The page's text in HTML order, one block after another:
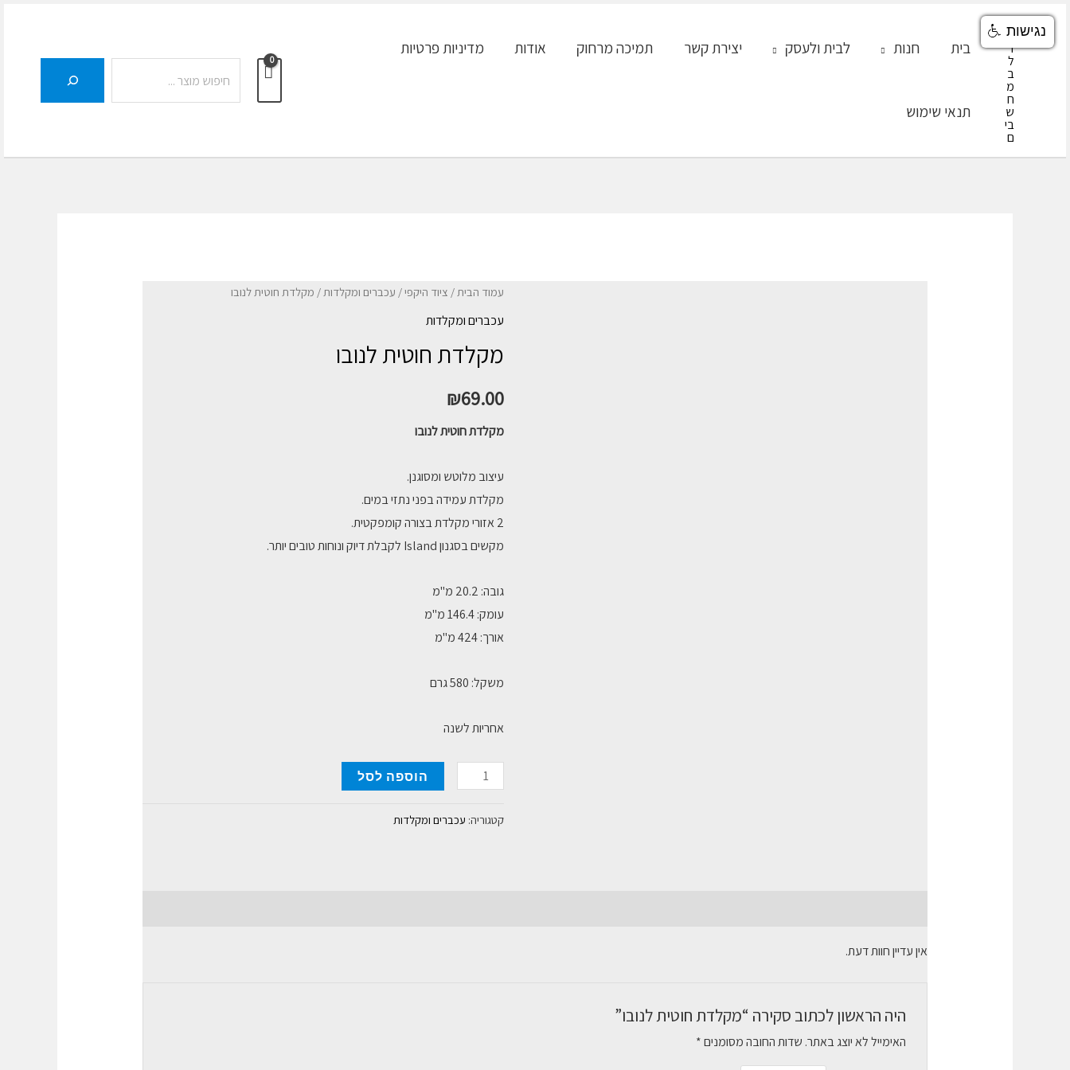
דילוג
בית חנות לבית ולעסק יצירת קשר תמיכה מרחוק אודות מדיניות פרטיות
תנאי שימוש
עמוד הבית/ ציוד היקפי/ עכברים ומקלדות/ מקלדת חוטית לנובו
עכברים ומקלדות
מקלדת חוטית לנובו
₪69.00
מקלדת חוטית לנובו
עיצוב מלוטש ומסוגנן.
מקלדת עמידה בפני נתזי במים.
2 אזורי מקלדת בצורה קומפקטית.
מקשים בסגנון Island לקבלת דיוק ונוחות טובים יותר.
גובה: 20.2 מ"מ
עומק: 146.4 מ"מ
אורך: 424 מ"מ
משקל: 580 גרם
אחריות לשנה
כמות
מקלדת
הוספה לסל
קטגוריה: עכברים ומקלדות
אין עדיין חוות דעת.
היה הראשון לכתוב סקירה “מקלדת חוטית לנובו”
האימייל לא יוצג באתר. שדות החובה מסומנים*
נגישות